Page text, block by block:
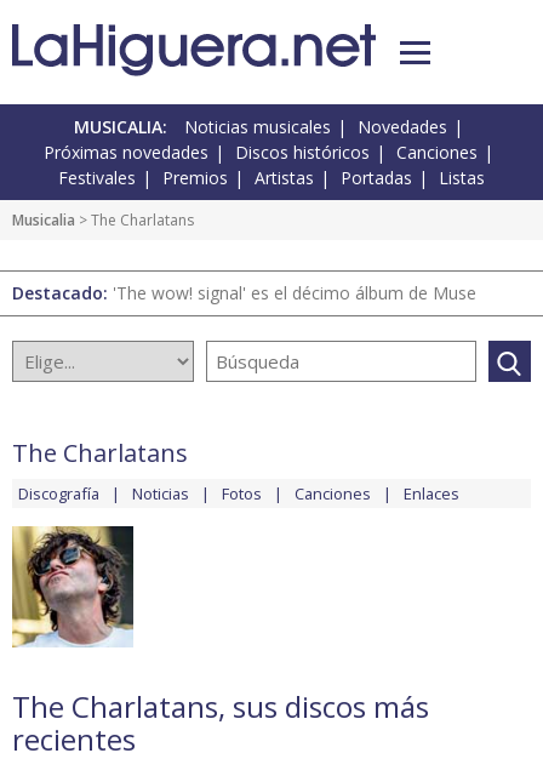
MUSICALIA: Noticias musicales
Novedades
Próximas novedades
Discos históricos
Canciones
Festivales
Premios Artistas Portadas Listas
Musicalia > The Charlatans
Destacado: 'The wow! signal' es el décimo álbum de Muse
The Charlatans
Discografía Noticias Fotos Canciones Enlaces
The Charlatans, sus discos más
recientes